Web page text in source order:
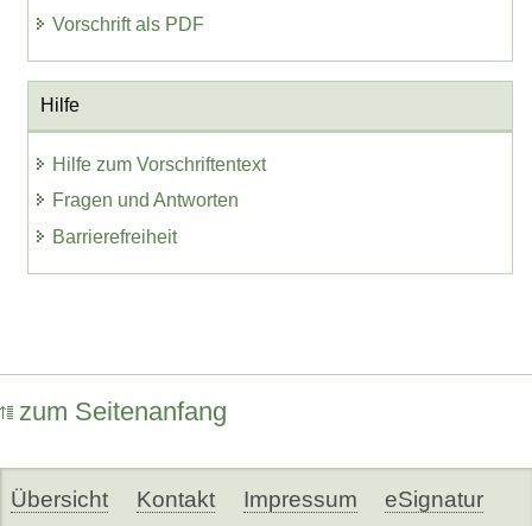
Vorschrift als PDF
Hilfe
Hilfe zum Vorschriftentext
Fragen und Antworten
Barrierefreiheit
zum Seitenanfang
Übersicht Kontakt Impressum eSignatur